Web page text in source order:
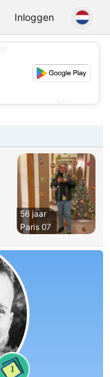
Inloggen
56 jaar
Paris 07
1